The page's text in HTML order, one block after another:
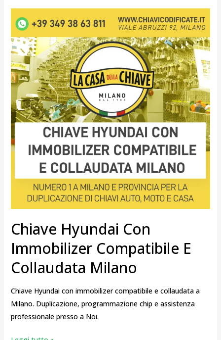
Chiave Hyundai Con
Immobilizer Compatibile E
Collaudata Milano
Chiave Hyundai con immobilizer compatibile e collaudata a
Milano. Duplicazione, programmazione chip e assistenza
professionale presso a Noi.
Hyundai
con
Immobilizer
Compatibile
e
Collaudata
Milano